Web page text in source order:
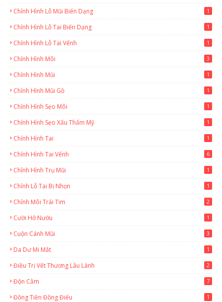
Chỉnh Hình Lỗ Mũi Biến Dạng 1
Chỉnh Hình Lỗ Tai Biến Dạng 1
Chỉnh Hình Lỗ Tai Vểnh 1
Chỉnh Hình Môi 3
Chỉnh Hình Mũi 1
Chỉnh Hình Mũi Gồ 1
Chỉnh Hình Sẹo Môi 1
Chỉnh Hình Sẹo Xấu Thẩm Mỹ 1
Chỉnh Hình Tai 1
Chỉnh Hình Tai Vểnh 6
Chỉnh Hình Trụ Mũi 1
Chỉnh Lỗ Tai Bị Nhọn 1
Chỉnh Môi Trái Tim 2
Cười Hở Nướu 1
Cuộn Cánh Mũi 3
Da Dư Mi Mắt 1
Điều Trị Vết Thương Lâu Lành 2
Độn Cằm 7
Đồng Tiền Đồng Điếu 1